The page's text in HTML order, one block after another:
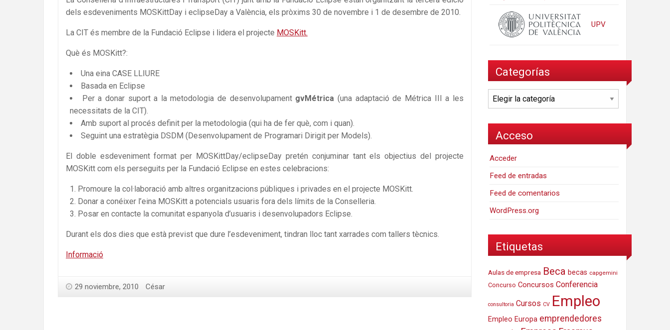
dels esdeveniments MOSKittDay i eclipseDay a València, els pròxims 30 de novembre i 1 de desembre de 2010.
La CIT és membre de la Fundació Eclipse i lidera el projecte MOSKitt.
Què és MOSKitt?:
Una eina CASE LLIURE
Basada en Eclipse
Per a donar suport a la metodologia de desenvolupament gvMétrica (una adaptació de Métrica III a les
necessitats de la CIT).
Amb suport al procés definit per la metodologia (qui ha de fer què, com i quan).
Seguint una estratègia DSDM (Desenvolupament de Programari Dirigit per Models).
El doble esdeveniment format per MOSKittDay/eclipseDay pretén conjuminar tant els objectius del projecte
MOSKitt com els perseguits per la Fundació Eclipse en estes celebracions:
Promoure la col·laboració amb altres organitzacions públiques i privades en el projecte MOSKitt.
Donar a conéixer l’eina MOSKitt a potencials usuaris fora dels límits de la Conselleria.
Posar en contacte la comunitat espanyola d’usuaris i desenvolupadors Eclipse.
Durant els dos dies que està previst que dure l’esdeveniment, tindran lloc tant xarrades com tallers tècnics.
Informació
29 noviembre, 2010 César
UPV
Categorías
Categorías
Acceso
Acceder
Feed de entradas
Feed de comentarios
WordPress.org
Etiquetas
Aulas de empresa Beca becas capgemini
Concurso Concursos Conferencia
consultoria Cursos CV Empleo
Empleo Europa emprendedores